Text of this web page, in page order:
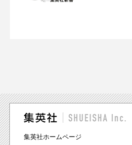
集英社ホームページ